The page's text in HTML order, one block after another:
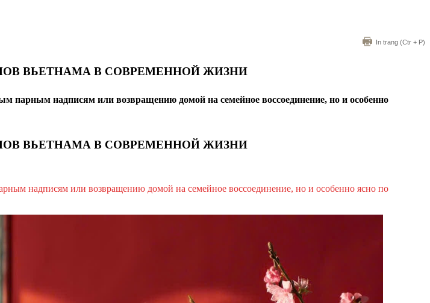
In trang (Ctr + P)
ВЬЕТНАМА В СОВРЕМЕННОЙ ЖИЗНИ
парным надписям или возвращению домой на семейное воссоединение, но и особенно
ВЬЕТНАМА В СОВРЕМЕННОЙ ЖИЗНИ
надписям или возвращению домой на семейное воссоединение, но и особенно ясно по